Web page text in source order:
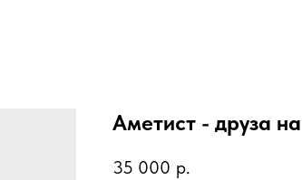
Аметист - друза
35 000 р.